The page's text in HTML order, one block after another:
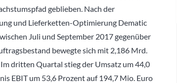
geblieben. Nach der
und Lieferketten-Optimierung Dematic
Juli und September 2017 gegenüber
bewegte sich mit 2,186 Mrd.
dritten Quartal stieg der Umsatz um 44,0
EBIT um 53,6 Prozent auf 194,7 Mio. Euro